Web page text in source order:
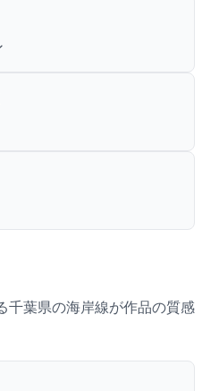
千葉県の海岸線が作品の質感